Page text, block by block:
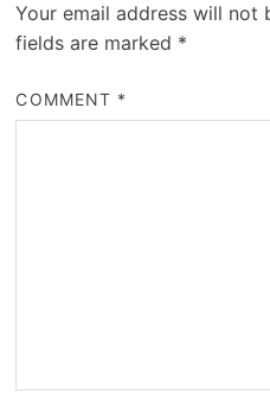
Your email address will not
fields are marked *
COMMENT *